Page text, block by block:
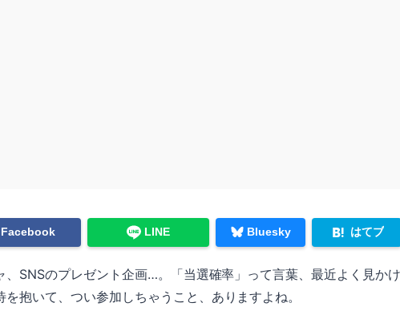
Facebook LINE Bluesky はてブ
SNSのプレゼント企画…。「当選確率」って言葉、最近よく見か
抱いて、つい参加しちゃうこと、ありますよね。